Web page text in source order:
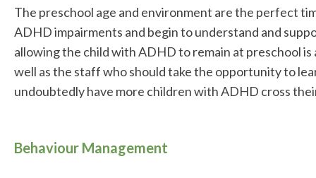
The preschool age and environment are the perfect
ADHD impairments and begin to understand and
allowing the child with ADHD to remain at preschool is
well as the staff who should take the opportunity to
undoubtedly have more children with ADHD cross
Behaviour Management